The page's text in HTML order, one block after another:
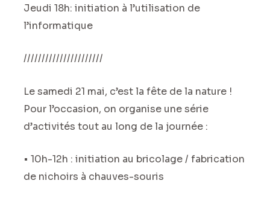
Jeudi 18h: initiation à l’utilisation de
l’informatique
//////////////////////
Le samedi 21 mai, c’est la fête de la nature !
Pour l’occasion, on organise une série
d’activités tout au long de la journée :
• 10h-12h : initiation au bricolage / fabrication
de nichoirs à chauves-souris